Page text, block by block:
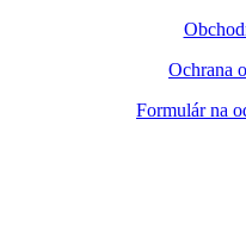
Ochrana
Formulár na